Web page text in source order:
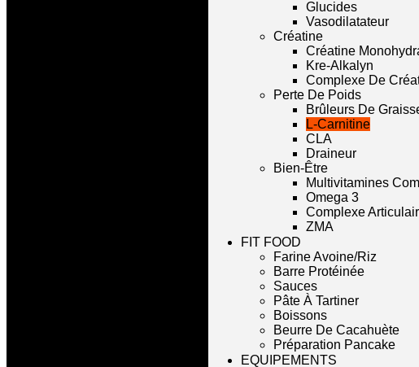
Glucides
Vasodilatateur
Créatine
Créatine
Kre-Alkalyn
Complexe De
Perte De Poids
Brûleurs De
L-Carnitine
CLA
Draineur
Bien-Être
Multivitamines
Omega 3
Complexe
ZMA
FIT FOOD
Farine Avoine/Riz
Barre Protéinée
Sauces
Pâte À Tartiner
Boissons
Beurre De Cacahuète
Préparation Pancake
EQUIPEMENTS